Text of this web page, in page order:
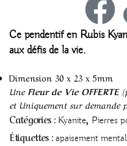
Ce pendentif en Rubis
aux défis de la vie.
Dimension 30 x 23 x 5mm
Une Fleur de Vie OFFERTE
et Uniquement sur demande
Catégories : Kyanite, Pierres
Étiquettes : apaisement mental,